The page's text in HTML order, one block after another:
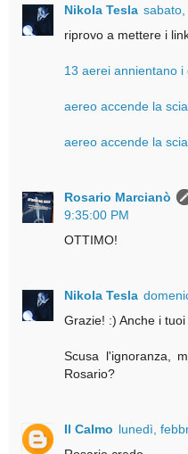
Nikola Tesla
riprovo a mettere i
13 aerei annientano i
aereo accende la scia
aereo accende la
Rosario Marcianò
9:35:00 PM
OTTIMO!
Nikola Tesla
Grazie! :) Anche i
Scusa l'ignoranza,
Rosario?
Il Calmo lunedì,